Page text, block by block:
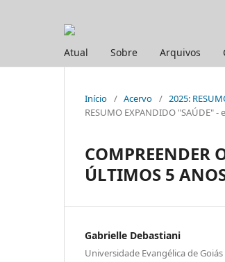
Atual Sobre Arquivos
Início / Acervo / 2025:
RESUMO EXPANDIDO "SAÚDE"
COMPREENDER
ÚLTIMOS 5
Gabrielle Debastiani
Universidade Evangélica de Goiás